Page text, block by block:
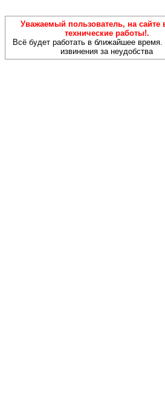
Уважаемый пользователь, на сайте
технические работы!.
Всё будет работать в ближайшее
извинения за неудобства